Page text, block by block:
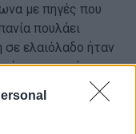
με πηγές που
πουλάει
σε ελαιόλαδο ήταν
τις αρχικές
στη χώρα της